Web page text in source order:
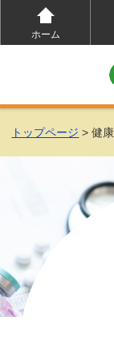
ホーム
トップページ > 健